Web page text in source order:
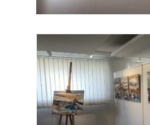
Read more